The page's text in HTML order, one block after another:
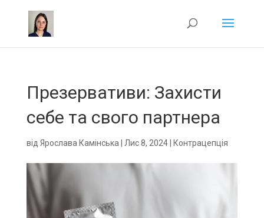
Презервативи: Захисти
себе та свого партнера
від Ярослава Камінська Лис 8, 2024| Контрацепція